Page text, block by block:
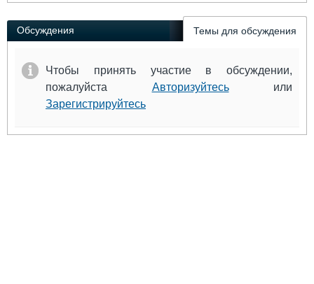
Обсуждения Темы для обсуждения
Чтобы принять участие в обсуждении,
пожалуйста Авторизуйтесьили
Зарегистрируйтесь